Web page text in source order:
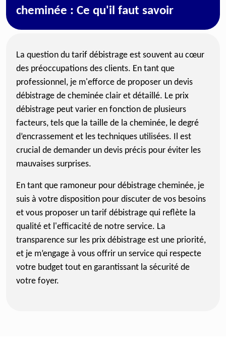
cheminée : Ce qu'il faut savoir
La question du tarif débistrage est souvent au cœur
des préoccupations des clients. En tant que
professionnel, je m'efforce de proposer un devis
débistrage de cheminée clair et détaillé. Le prix
débistrage peut varier en fonction de plusieurs
facteurs, tels que la taille de la cheminée, le degré
d’encrassement et les techniques utilisées. Il est
crucial de demander un devis précis pour éviter les
mauvaises surprises.
En tant que ramoneur pour débistrage cheminée, je
suis à votre disposition pour discuter de vos besoins
et vous proposer un tarif débistrage qui reflète la
qualité et l'efficacité de notre service. La
transparence sur les prix débistrage est une priorité,
et je m’engage à vous offrir un service qui respecte
votre budget tout en garantissant la sécurité de
votre foyer.